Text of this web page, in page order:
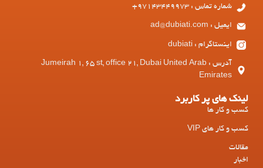
شماره تماس : 97143449973+
ایمیل : ad@dubiati.com
اینستاگرام : dubiati
آدرس : Jumeirah 1, 65 st, office 21, Dubai United Arab
Emirates
لینک های پر کاربرد
کسب و کار ها
کسب و کار های VIP
مقالات
اخبار